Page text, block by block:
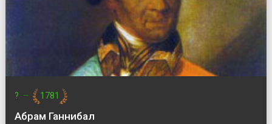
? — 1781
Абрам Ганнибал